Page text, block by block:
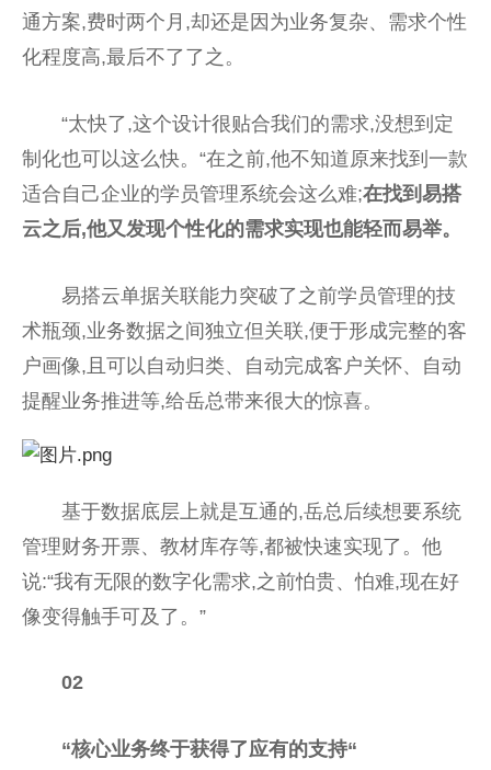
通方案,费时两个月,却还是因为业务复杂、需求个性
化程度高,最后不了了之。
“太快了,这个设计很贴合我们的需求,没想到定
制化也可以这么快。“在之前,他不知道原来找到一款
适合自己企业的学员管理系统会这么难;在找到易搭
云之后,他又发现个性化的需求实现也能轻而易举。
易搭云单据关联能力突破了之前学员管理的技
术瓶颈,业务数据之间独立但关联,便于形成完整的客
户画像,且可以自动归类、自动完成客户关怀、自动
提醒业务推进等,给岳总带来很大的惊喜。
基于数据底层上就是互通的,岳总后续想要系统
管理财务开票、教材库存等,都被快速实现了。他
说:“我有无限的数字化需求,之前怕贵、怕难,现在好
像变得触手可及了。”
02
“核心业务终于获得了应有的支持“